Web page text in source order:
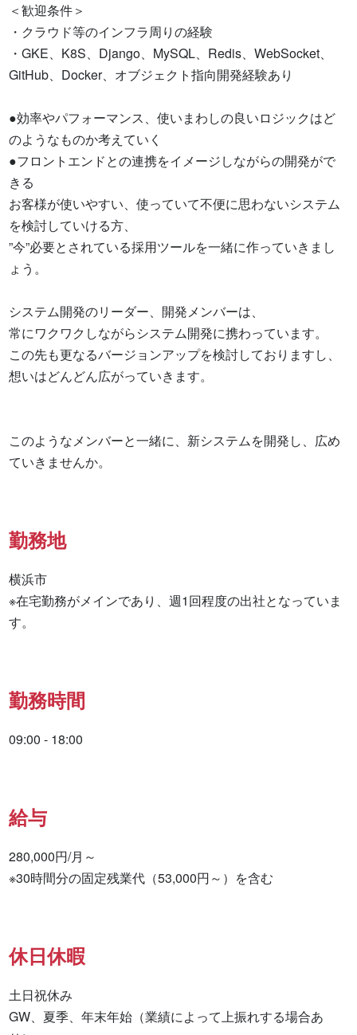
＜歓迎条件＞
・クラウド等のインフラ周りの経験
・GKE、K8S、Django、MySQL、Redis、WebSocket、
GitHub、Docker、オブジェクト指向開発経験あり
●効率やパフォーマンス、使いまわしの良いロジックはど
のようなものか考えていく
●フロントエンドとの連携をイメージしながらの開発がで
きる
お客様が使いやすい、使っていて不便に思わないシステム
を検討していける方、
”今”必要とされている採用ツールを一緒に作っていきまし
ょう。
システム開発のリーダー、開発メンバーは、
常にワクワクしながらシステム開発に携わっています。
この先も更なるバージョンアップを検討しておりますし、
想いはどんどん広がっていきます。
このようなメンバーと一緒に、新システムを開発し、広め
ていきませんか。
勤務地
横浜市
※在宅勤務がメインであり、週1回程度の出社となっていま
す。
勤務時間
09:00 - 18:00
給与
280,000円/月～
※30時間分の固定残業代（53,000円～）を含む
休日休暇
土日祝休み
GW、夏季、年末年始（業績によって上振れする場合あ